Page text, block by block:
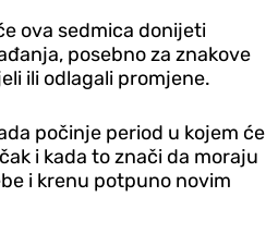
ova sedmica donijeti
posebno za znakove
ili odlagali promjene.
počinje period u kojem će
i kada to znači da moraju
i krenu potpuno novim